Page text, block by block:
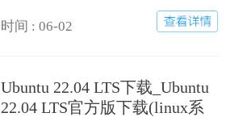
时间 : 06-02
Ubuntu 22.04 LTS下载_Ubuntu
22.04 LTS官方版下载(linux系